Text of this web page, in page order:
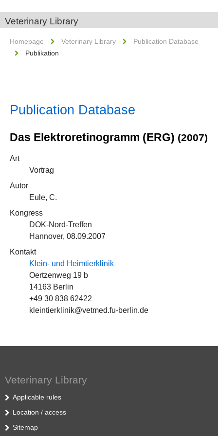
Veterinary Library
Homepage Veterinary Library
Publication Database
Publikation
Publication Database
Das Elektroretinogramm (ERG) (2007)
Art
Vortrag
Autor
Eule, C.
Kongress
DOK-Nord-Treffen
Hannover, 08.09.2007
Kontakt
Klein- und Heimtierklinik
Oertzenweg 19 b
14163 Berlin
+49 30 838 62422
kleintierklinik@vetmed.fu-berlin.de
Veterinary Library
Applicable rules
Location / access
Sitemap